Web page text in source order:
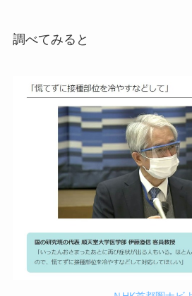
調べてみると